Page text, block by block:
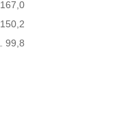
167,0
150,2
99,8